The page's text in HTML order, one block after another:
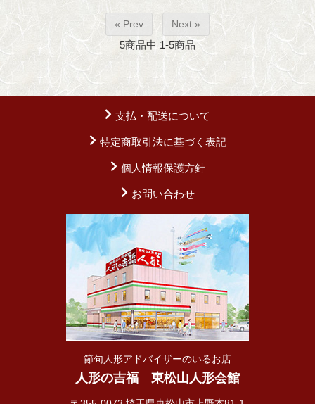
« Prev Next »
5商品中 1-5商品
支払・配送について
特定商取引法に基づく表記
個人情報保護方針
お問い合わせ
節句人形アドバイザーのいるお店
人形の吉福 東松山人形会館